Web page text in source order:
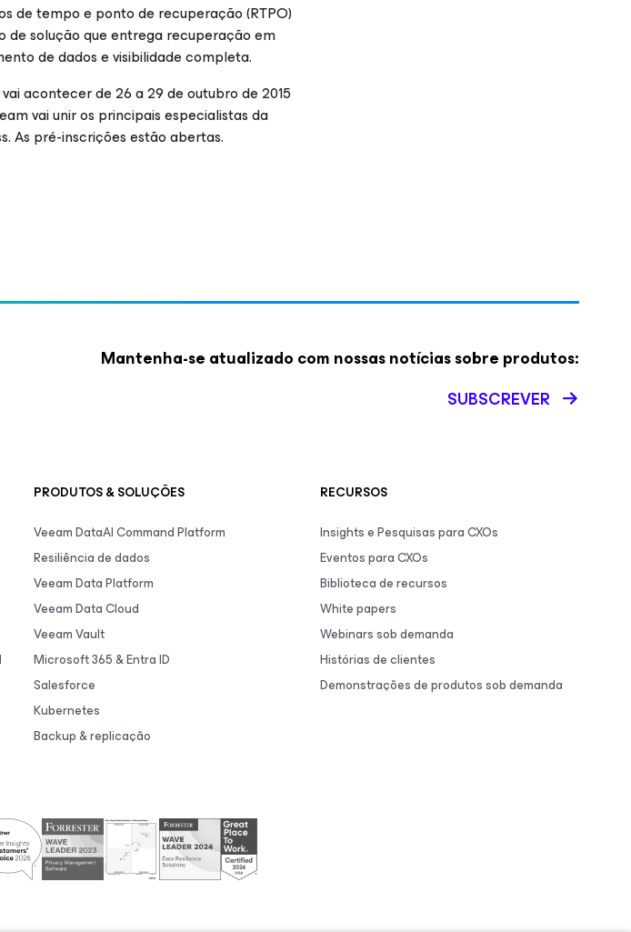
de tempo e ponto de recuperação (RTPO)
de solução que entrega recuperação em
de dados e visibilidade completa.
vai acontecer de 26 a 29 de outubro de 2015
vai unir os principais especialistas da
As pré-inscrições estão abertas.
Mantenha-se atualizado com nossas notícias sobre produtos:
SUBSCREVER
PRODUTOS & SOLUÇÕES
Veeam DataAI Command Platform
Resiliência de dados
Veeam Data Platform
Veeam Data Cloud
Veeam Vault
Microsoft 365 & Entra ID
Salesforce
Kubernetes
Backup & replicação
RECURSOS
Insights e Pesquisas para CXOs
Eventos para CXOs
Biblioteca de recursos
White papers
Webinars sob demanda
Histórias de clientes
Demonstrações de produtos sob demanda